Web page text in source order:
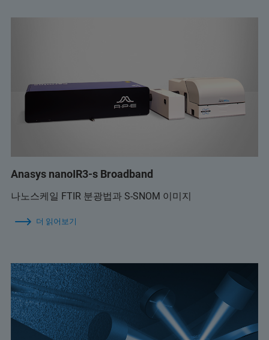
Anasys nanoIR3-s Broadband
나노스케일 FTIR 분광법과 S-SNOM 이미지
더 읽어보기